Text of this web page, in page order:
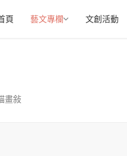
頁 藝文專欄 文創活動
畫敍